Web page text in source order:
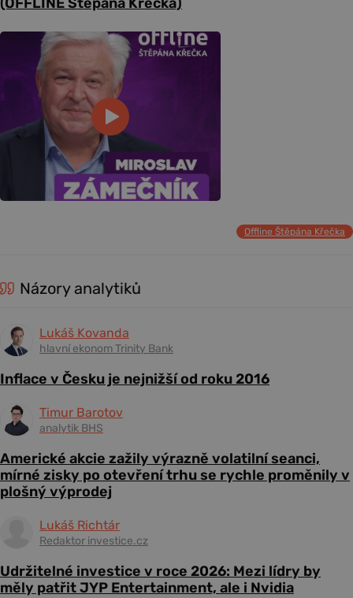
Offline Štěpána Křečka
Názory analytiků
Lukáš Kovanda
hlavní ekonom Trinity Bank
Inflace v Česku je nejnižší od roku 2016
Timur Barotov
analytik BHS
Americké akcie zažily výrazně volatilní seanci,
mírné zisky po otevření trhu se rychle proměnily v
plošný výprodej
Lukáš Richtár
Redaktor investice.cz
Udržitelné investice v roce 2026: Mezi lídry by
měly patřit JYP Entertainment, ale i Nvidia